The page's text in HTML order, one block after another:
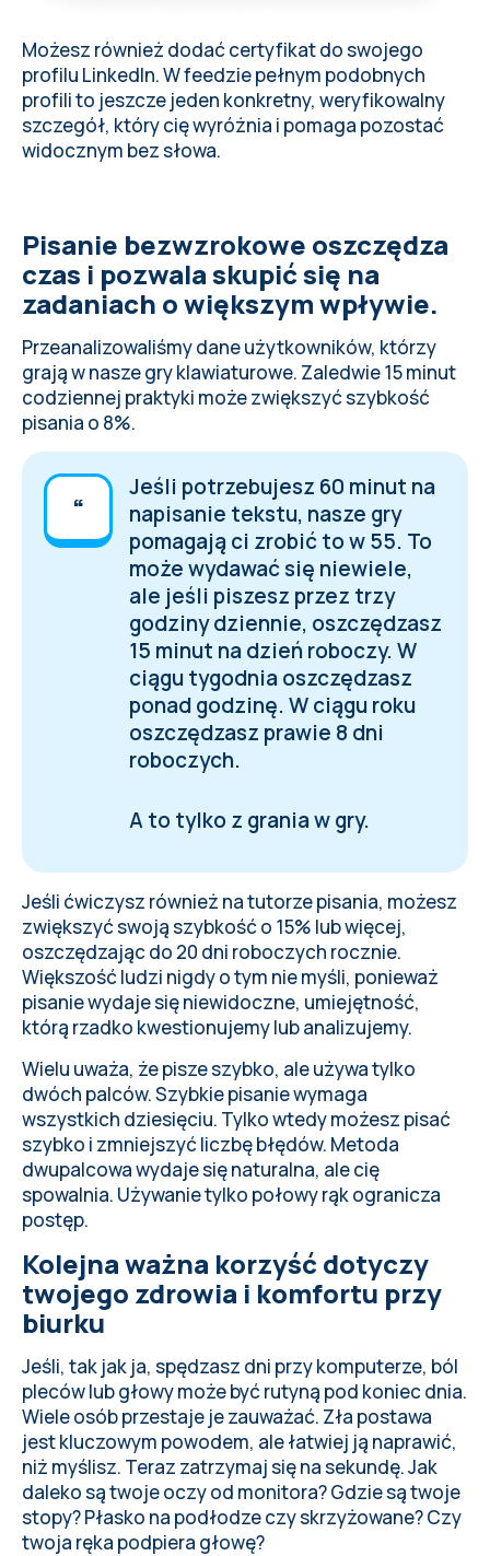
Możesz również dodać certyfikat do swojego
profilu LinkedIn. W feedzie pełnym podobnych
profili to jeszcze jeden konkretny, weryfikowalny
szczegół, który cię wyróżnia i pomaga pozostać
widocznym bez słowa.
Pisanie bezwzrokowe oszczędza
czas i pozwala skupić się na
zadaniach o większym wpływie.
Przeanalizowaliśmy dane użytkowników, którzy
grają w nasze gry klawiaturowe. Zaledwie 15 minut
codziennej praktyki może zwiększyć szybkość
pisania o 8%.
Jeśli potrzebujesz 60 minut na
napisanie tekstu, nasze gry
pomagają ci zrobić to w 55. To
może wydawać się niewiele,
ale jeśli piszesz przez trzy
godziny dziennie, oszczędzasz
15 minut na dzień roboczy. W
ciągu tygodnia oszczędzasz
ponad godzinę. W ciągu roku
oszczędzasz prawie 8 dni
roboczych.
A to tylko z grania w gry.
Jeśli ćwiczysz również natutorze pisania, możesz
zwiększyć swoją szybkość o 15% lub więcej,
oszczędzając do 20 dni roboczych rocznie.
Większość ludzi nigdy o tym nie myśli, ponieważ
pisanie wydaje się niewidoczne, umiejętność,
którą rzadko kwestionujemy lub analizujemy.
Wielu uważa, że pisze szybko, ale używa tylko
dwóch palców. Szybkie pisanie wymaga
wszystkich dziesięciu. Tylko wtedy możesz pisać
szybko i zmniejszyć liczbę błędów. Metoda
dwupalcowa wydaje się naturalna, ale cię
spowalnia. Używanie tylko połowy rąk ogranicza
postęp.
Kolejna ważna korzyść dotyczy
twojego zdrowia i komfortu przy
biurku
Jeśli, tak jak ja, spędzasz dni przy komputerze, ból
pleców lub głowy może być rutyną pod koniec dnia.
Wiele osób przestaje je zauważać. Zła postawa
jest kluczowym powodem, ale łatwiej ją naprawić,
niż myślisz. Teraz zatrzymaj się na sekundę. Jak
daleko są twoje oczy od monitora? Gdzie są twoje
stopy? Płasko na podłodze czy skrzyżowane? Czy
twoja ręka podpiera głowę?